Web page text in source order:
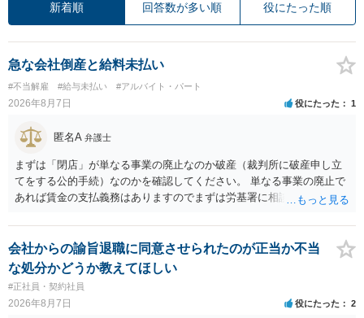
新着順 回答数が多い順 役にたった順
急な会社倒産と給料未払い
#不当解雇 #給与未払い #アルバイト・パート
2026年8月7日 役にたった 1
匿名A 弁護士
まずは「閉店」が単なる事業の廃止なのか破産（裁判所に破産申し立
てをする公的手続）なのかを確認してください。 単なる事業の廃止で
あれば賃金の支払義務はありますのでまずは労基署に相談してくださ
しいかもしれませんが）賃金などの労働債権は他の債務より優先して
支払われます。ただし支払までにかなり時間がかかるでしょう。 さら
に、「独立行政法人労働者健康安全機構 」という公的機関が未払賃金
の立替事業を行っています。詳しくは、同機構の＜未払賃金立替払相
談コーナー＞ TEL 044-431-8663 相談時間：土日祝日を除く9:15～1
7:00 に相談してみてください。同じように未払となった他の従業員の
会社からの諭旨退職に同意させられたのが正当か不当
な処分かどうか教えてほしい
#正社員・契約社員
2026年8月7日 役にたった 2